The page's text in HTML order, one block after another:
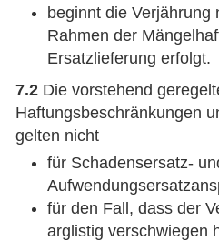
beginnt die Verjährung
Rahmen der
Ersatzlieferung erfolgt.
7.2 Die vorstehend
Haftungsbeschränkungen
gelten nicht
für Schadensersatz-
für den Fall, dass der
arglistig verschwiegen